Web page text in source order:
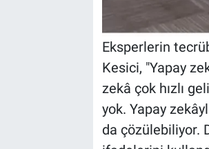
Eksperlerin
Kesici, "Yapay
zekâ çok hızlı
yok. Yapay
da çözülebiliyor.